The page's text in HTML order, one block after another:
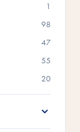
1
98
47
55
20